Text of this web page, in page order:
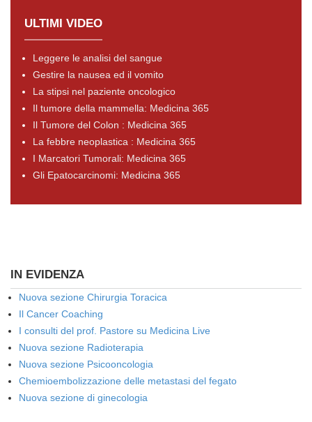
ULTIMI VIDEO
Leggere le analisi del sangue
Gestire la nausea ed il vomito
La stipsi nel paziente oncologico
Il tumore della mammella: Medicina 365
Il Tumore del Colon : Medicina 365
La febbre neoplastica : Medicina 365
I Marcatori Tumorali: Medicina 365
Gli Epatocarcinomi: Medicina 365
IN EVIDENZA
Nuova sezione Chirurgia Toracica
Il Cancer Coaching
I consulti del prof. Pastore su Medicina Live
Nuova sezione Radioterapia
Nuova sezione Psicooncologia
Chemioembolizzazione delle metastasi del fegato
Nuova sezione di ginecologia